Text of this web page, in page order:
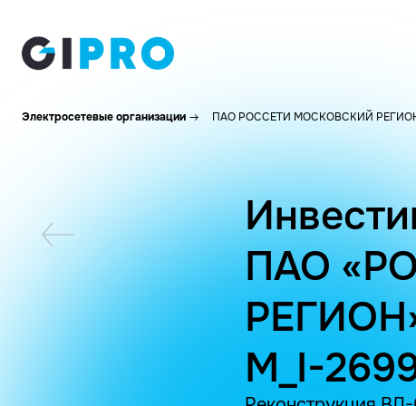
Электросетевые организации ПАО РОССЕТИ МОСКОВСКИЙ
ПАО
M_I-